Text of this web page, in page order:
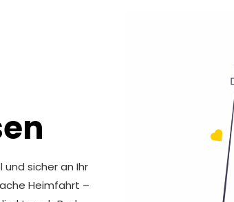
sicher an Ihr
Heimfahrt –